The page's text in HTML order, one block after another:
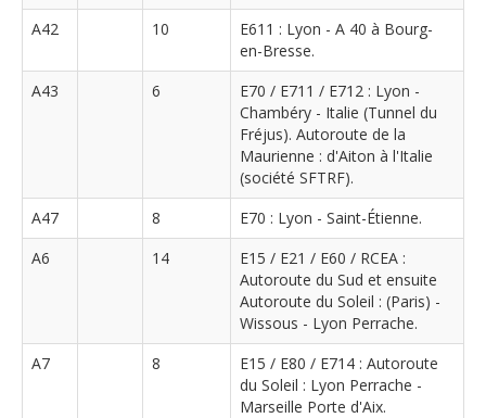
A42 10
E611 : Lyon - A 40 à Bourg-
en-Bresse.
A43
6
E70 / E711 / E712 : Lyon -
Chambéry - Italie (Tunnel du
Fréjus). Autoroute de la
Maurienne : d'Aiton à l'Italie
(société SFTRF).
A47
8
E70 : Lyon - Saint-Étienne.
A6
14
E15 / E21 / E60 / RCEA :
Autoroute du Sud et ensuite
Autoroute du Soleil : (Paris) -
Wissous - Lyon Perrache.
A7
8
E15 / E80 / E714 : Autoroute
du Soleil : Lyon Perrache -
Marseille Porte d'Aix.